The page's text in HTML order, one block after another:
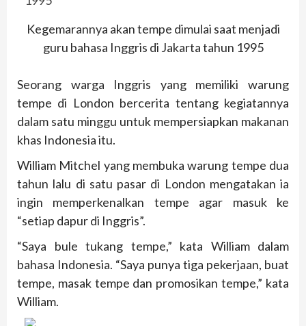
Kegemarannya akan tempe dimulai saat menjadi
guru bahasa Inggris di Jakarta tahun 1995
Seorang warga Inggris yang memiliki warung
tempe di London bercerita tentang kegiatannya
dalam satu minggu untuk mempersiapkan makanan
khas Indonesia itu.
William Mitchel yang membuka warung tempe dua
tahun lalu di satu pasar di London mengatakan ia
ingin memperkenalkan tempe agar masuk ke
“setiap dapur di Inggris”.
“Saya bule tukang tempe,” kata William dalam
bahasa Indonesia. “Saya punya tiga pekerjaan, buat
tempe, masak tempe dan promosikan tempe,” kata
William.